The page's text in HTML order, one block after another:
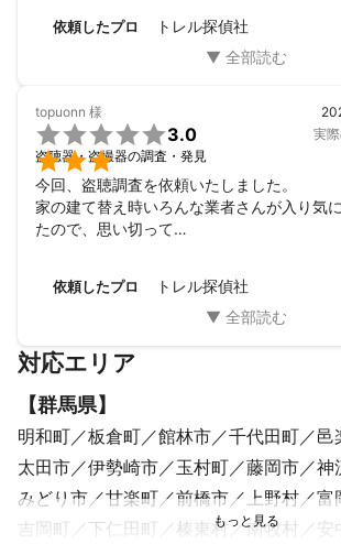
りがとうございました。
依頼したプロ トレル探偵社
topuonn 様


3.0
盗聴器・盗撮器の調査・発見
実
今回、盗聴調査を依頼いたしました。
家の建て替え時いろんな業者さんが入り気
たので、思い切って
ただ、代金のわりに意外と簡単な調査で、
ものなのかしらと思いました。
依頼したプロ トレル探偵社
対応エリア
【群馬県】
明和町 板倉町 館林市 千代田町 邑
太田市
伊勢崎市 玉村町 藤岡市 神
みどり市
甘楽町 前橋市 上野村 富
吉岡町
下仁田町 榛東村 南牧村 安